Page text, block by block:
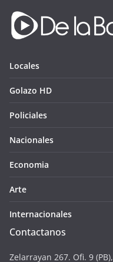
Locales
Golazo HD
Policiales
Nacionales
Economia
Arte
Internacionales
Contactanos
Zelarrayan 267. Ofi. 9 (PB),